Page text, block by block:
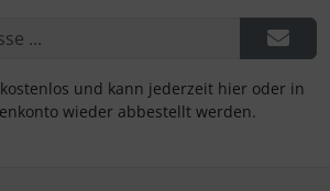
und kann jederzeit hier oder in
wieder abbestellt werden.